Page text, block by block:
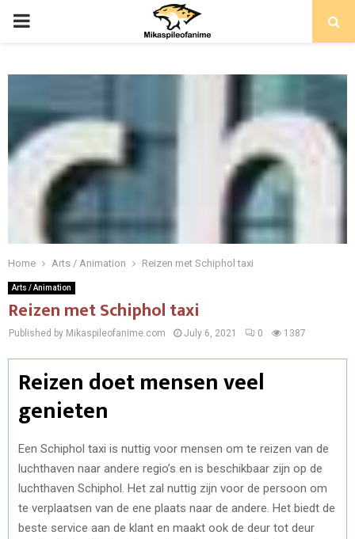
PRIMARY
Home Arts / Animation Reizen met Schiphol taxi
Arts / Animation
Reizen met Schiphol taxi
Published by Mikaspileofanime.com July 6, 2021 0 1387
Reizen doet mensen veel
genieten
Een Schiphol taxi is nuttig voor mensen om te reizen van de
luchthaven naar andere regio’s en is beschikbaar zijn op de
luchthaven Schiphol. Het zal nuttig zijn voor de persoon om
te verplaatsen van de ene plaats naar de andere. Het biedt de
beste service aan de klant en maakt ook de deur tot deur